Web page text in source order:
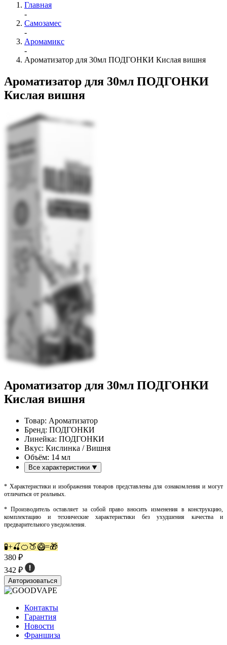
Главная
-
Самозамес
-
Аромамикс
-
Ароматизатор для 30мл ПОДГОНКИ Кислая вишня
Ароматизатор для 30мл ПОДГОНКИ
Кислая вишня
Ароматизатор для 30мл ПОДГОНКИ
Кислая вишня
Товар: Ароматизатор
Бренд: ПОДГОНКИ
Линейка: ПОДГОНКИ
Вкус: Кислинка / Вишня
Объём: 14 мл
Все характеристики
* Характеристики и изображения товаров представлены для ознакомления и могут
отличаться от реальных.
* Производитель оставляет за собой право вносить изменения в конструкцию,
комплектацию и технические характеристики без ухудшения качества и
предварительного уведомления.
🧪+🍒🍊🍑🥝=🎁
380 ₽
342 ₽
Авторизоваться
Контакты
Гарантия
Новости
Франшиза